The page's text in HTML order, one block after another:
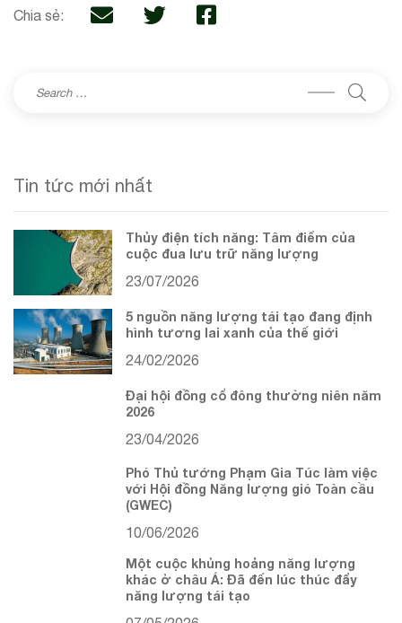
Chia sẻ:
Tin tức mới nhất
Thủy điện tích năng: Tâm điểm của
cuộc đua lưu trữ năng lượng
23/07/2026
5 nguồn năng lượng tái tạo đang định
hình tương lai xanh của thế giới
24/02/2026
Đại hội đồng cổ đông thường niên năm
2026
23/04/2026
Phó Thủ tướng Phạm Gia Túc làm việc
với Hội đồng Năng lượng gió Toàn cầu
(GWEC)
10/06/2026
Một cuộc khủng hoảng năng lượng
khác ở châu Á: Đã đến lúc thúc đẩy
năng lượng tái tạo